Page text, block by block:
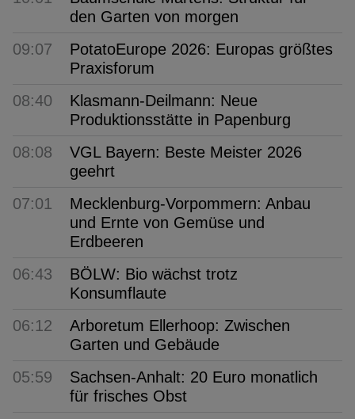
den Garten von morgen
09:07
PotatoEurope 2026: Europas größtes
Praxisforum
08:40
Klasmann-Deilmann: Neue
Produktionsstätte in Papenburg
08:08
VGL Bayern: Beste Meister 2026
geehrt
07:01
Mecklenburg-Vorpommern: Anbau
und Ernte von Gemüse und
Erdbeeren
06:43
BÖLW: Bio wächst trotz
Konsumflaute
06:12
Arboretum Ellerhoop: Zwischen
Garten und Gebäude
05:59
Sachsen-Anhalt: 20 Euro monatlich
für frisches Obst